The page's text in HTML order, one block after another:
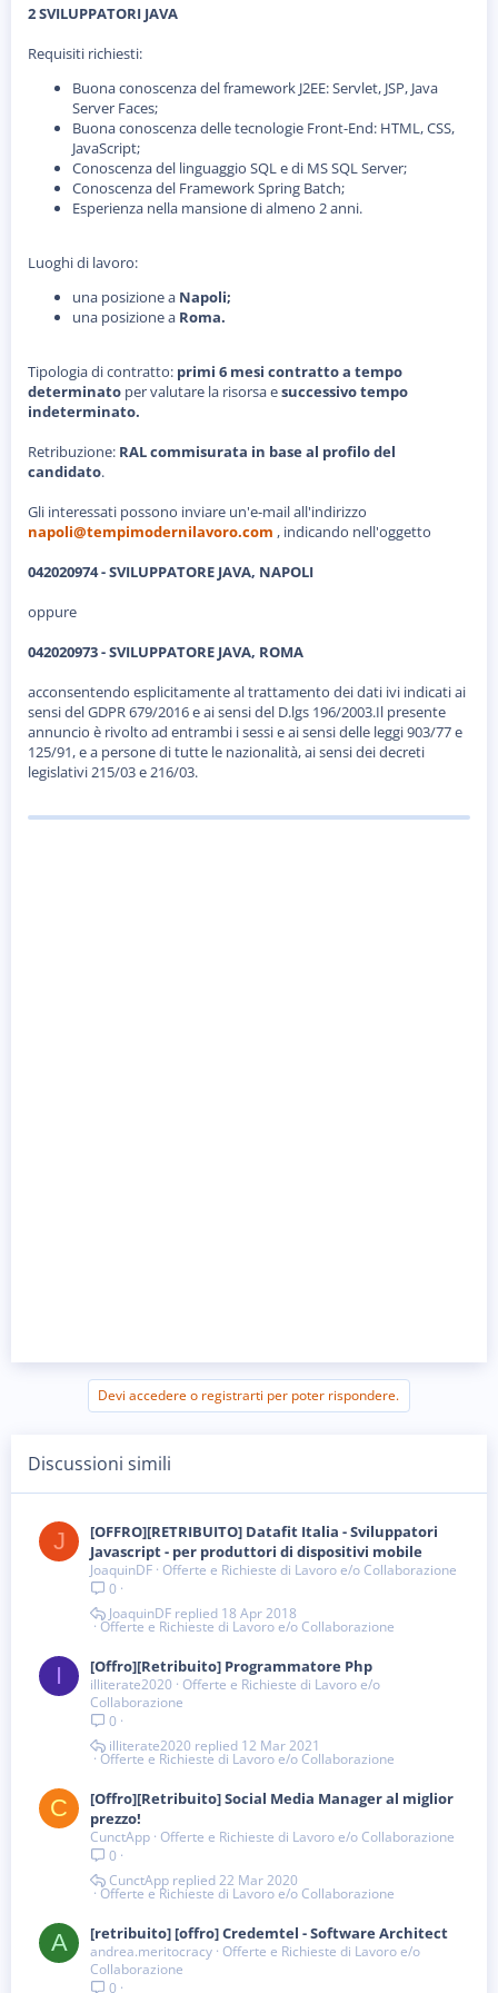
n
2 SVILUPPATORI JAVA
Requisiti richiesti:
Buona conoscenza del framework J2EE: Servlet, JSP, Java
Server Faces;
Buona conoscenza delle tecnologie Front-End: HTML, CSS,
JavaScript;
Conoscenza del linguaggio SQL e di MS SQL Server;
Conoscenza del Framework Spring Batch;
Esperienza nella mansione di almeno 2 anni.
Luoghi di lavoro:
una posizione a Napoli;
una posizione a Roma.
Tipologia di contratto: primi 6 mesi contratto a tempo
determinato per valutare la risorsa esuccessivo tempo
indeterminato.
Retribuzione: RAL commisurata in base al profilo del
candidato.
Gli interessati possono inviare un'e-mail all'indirizzo
napoli@tempimodernilavoro.com , indicando nell'oggetto
042020974 - SVILUPPATORE JAVA, NAPOLI
oppure
042020973 - SVILUPPATORE JAVA, ROMA
acconsentendo esplicitamente al trattamento dei dati ivi indicati ai
sensi del GDPR 679/2016 e ai sensi del D.lgs 196/2003.Il presente
annuncio è rivolto ad entrambi i sessi e ai sensi delle leggi 903/77 e
125/91, e a persone di tutte le nazionalità, ai sensi dei decreti
legislativi 215/03 e 216/03.
Devi accedere o registrarti per poter rispondere.
Discussioni simili
J
[OFFRO][RETRIBUITO] Datafit Italia - Sviluppatori
Javascript - per produttori di dispositivi mobile
JoaquinDF Offerte e Richieste di Lavoro e/o Collaborazione
0
Offerte e Richieste di Lavoro e/o Collaborazione
18 Apr 2018
JoaquinDF
I [Offro][Retribuito] Programmatore Php
illiterate2020
Offerte e Richieste di Lavoro e/o
Collaborazione
0
Offerte e Richieste di Lavoro e/o Collaborazione
12 Mar 2021
illiterate2020
C
[Offro][Retribuito] Social Media Manager al miglior
prezzo!
CunctApp Offerte e Richieste di Lavoro e/o Collaborazione
0
Offerte e Richieste di Lavoro e/o Collaborazione
22 Mar 2020
CunctApp
A [retribuito] [offro] Credemtel - Software Architect
andrea.meritocracy Offerte e Richieste di Lavoro e/o
Collaborazione
0